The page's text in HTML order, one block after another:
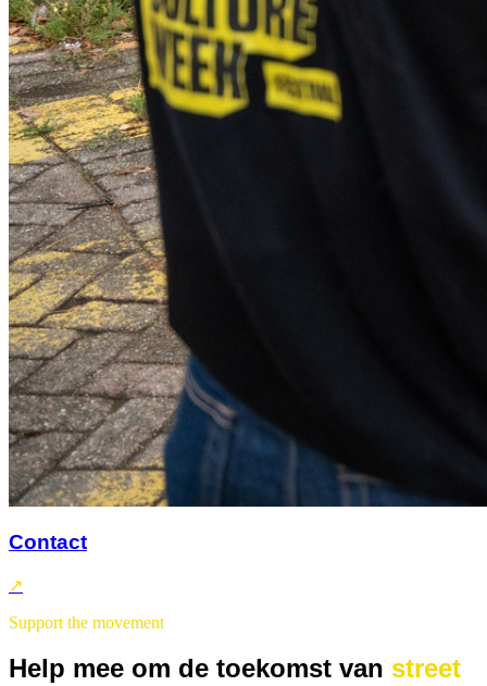
Contact
↗
Support the movement
Help mee om de toekomst van street